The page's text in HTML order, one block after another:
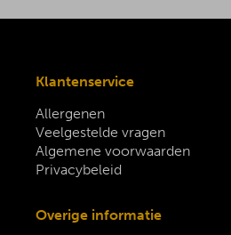
Klantenservice
Allergenen
Veelgestelde vragen
Algemene voorwaarden
Privacybeleid
Overige informatie